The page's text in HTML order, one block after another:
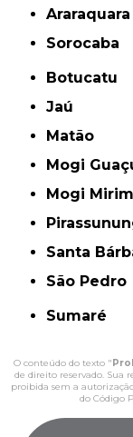
Araraquara
Sorocaba
Botucatu
Jaú
Matão
Mogi
Mogi Mirim
Santa
São Pedro
Sumaré
O conteúdo do texto "
de direito reservado. Sua
proibida sem a
do Código